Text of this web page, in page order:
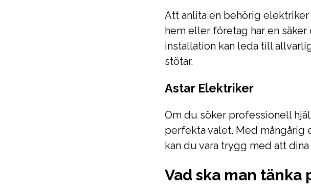
Att anlita en behörig
hem eller företag har en
installation kan leda till
stötar.
Astar Elektriker
Om du söker professionell
perfekta valet. Med mångårig
kan du vara trygg med att
Vad ska man tänka